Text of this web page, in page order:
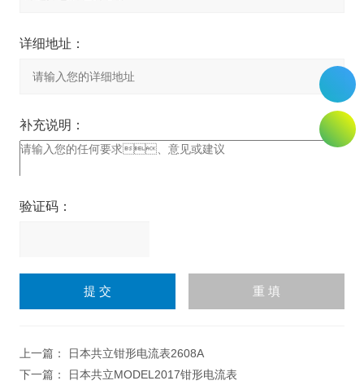
详细地址：
补充说明：
验证码：
上一篇：
日本共立钳形电流表2608A
下一篇：
日本共立MODEL2017钳形电流表